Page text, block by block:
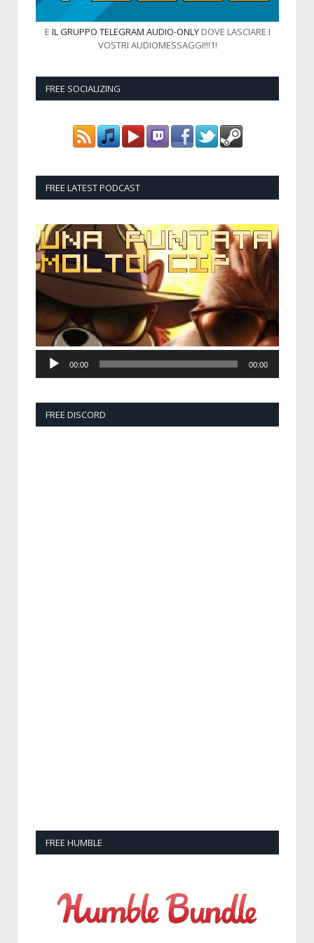
E IL GRUPPO TELEGRAM AUDIO-ONLYDOVE LASCIARE I
VOSTRI AUDIOMESSAGGI!!!1!
FREE SOCIALIZING
FREE LATEST PODCAST
Audio
Player
00:00 00:00
FREE DISCORD
FREE HUMBLE